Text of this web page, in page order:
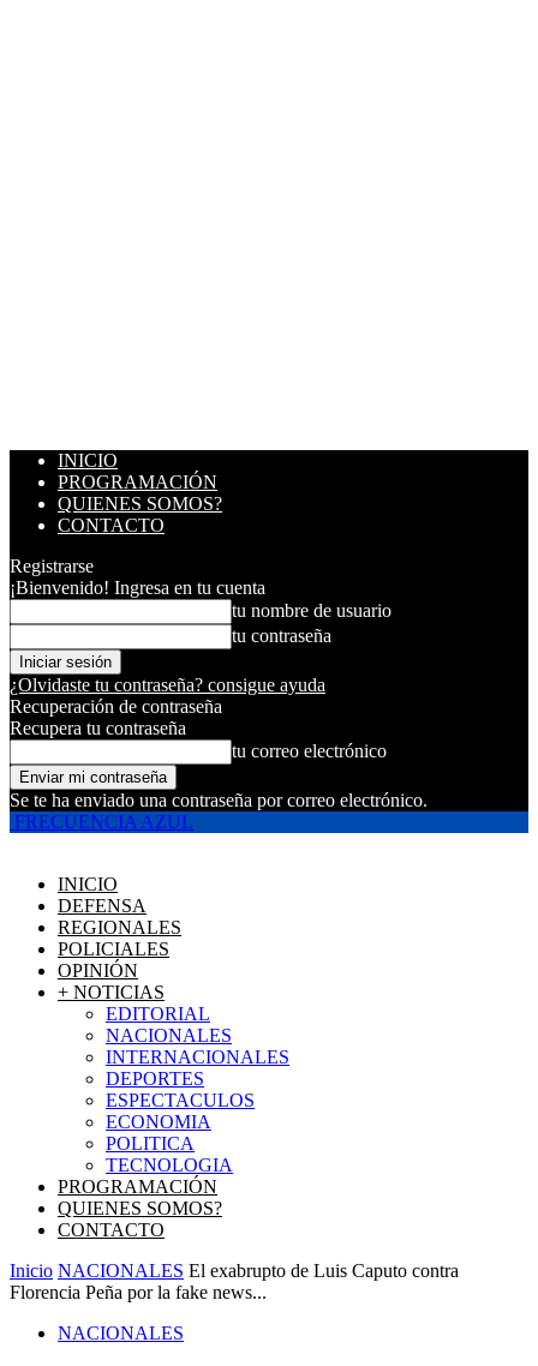
INICIO
PROGRAMACIÓN
QUIENES SOMOS?
CONTACTO
Registrarse
¡Bienvenido! Ingresa en tu cuenta
tu nombre de usuario
tu contraseña
¿Olvidaste tu contraseña? consigue ayuda
Recuperación de contraseña
Recupera tu contraseña
tu correo electrónico
Se te ha enviado una contraseña por correo electrónico.
FRECUENCIA AZUL
INICIO
DEFENSA
REGIONALES
POLICIALES
OPINIÓN
+ NOTICIAS
EDITORIAL
NACIONALES
INTERNACIONALES
DEPORTES
ESPECTACULOS
ECONOMIA
POLITICA
TECNOLOGIA
PROGRAMACIÓN
QUIENES SOMOS?
CONTACTO
Inicio NACIONALES El exabrupto de Luis Caputo contra
Florencia Peña por la fake news...
NACIONALES